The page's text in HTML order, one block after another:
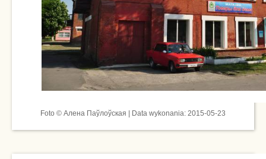
Foto © Алена Паўлоўская | Data wykonania: 2015-05-23